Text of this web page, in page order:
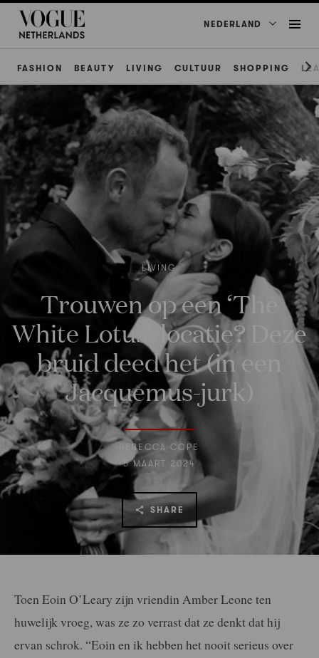
NEDERLAND
FASHION BEAUTY LIVING CULTUUR SHOPPING
LIVING
Trouwen op een ‘The
White Lotus’-locatie? Deze
bruid deed het (in een
Jacquemus-jurk)
REBECCA COPE
5 MAART 2024
SHARE
Toen Eoin O’Leary zijn vriendin Amber Leone ten
huwelijk vroeg, was ze zo verrast dat ze denkt dat hij
ervan schrok. “Eoin en ik hebben het nooit serieus over